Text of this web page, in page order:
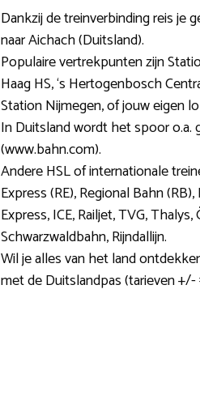
Dankzij de treinverbinding reis je
naar Aichach (Duitsland).
Populaire vertrekpunten zijn
Haag HS, ‘s Hertogenbosch
Station Nijmegen, of jouw eigen
In Duitsland wordt het spoor o.a.
(www.bahn.com).
Andere HSL of internationale
Express (RE), Regional Bahn
Express, ICE, Railjet, TVG,
Schwarzwaldbahn, Rijndallijn.
Wil je alles van het land
met de Duitslandpas (tarieven +/-